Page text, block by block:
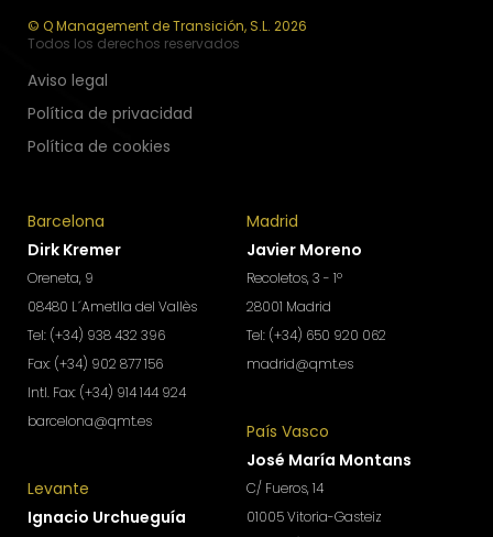
© Q Management de Transición, S.L. 2026
Todos los derechos reservados
Aviso legal
Política de privacidad
Política de cookies
Barcelona
Dirk Kremer
Oreneta, 9
08480 L´Ametlla del Vallès
Tel: (+34) 938 432 396
Fax: (+34) 902 877 156
Intl. Fax: (+34) 914 144 924
barcelona@qmt.es
Levante
Ignacio Urchueguía
Madrid
Javier Moreno
Recoletos, 3 - 1º
28001 Madrid
Tel: (+34) 650 920 062
madrid@qmt.es
País Vasco
José María Montans
C/ Fueros, 14
01005 Vitoria-Gasteiz